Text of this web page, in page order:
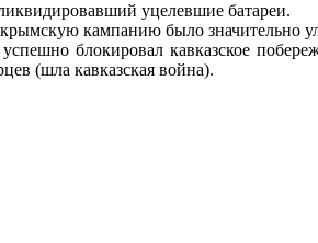
уцелевшие батареи.
кампанию было значительно
блокировал кавказское
(шла кавказская война).